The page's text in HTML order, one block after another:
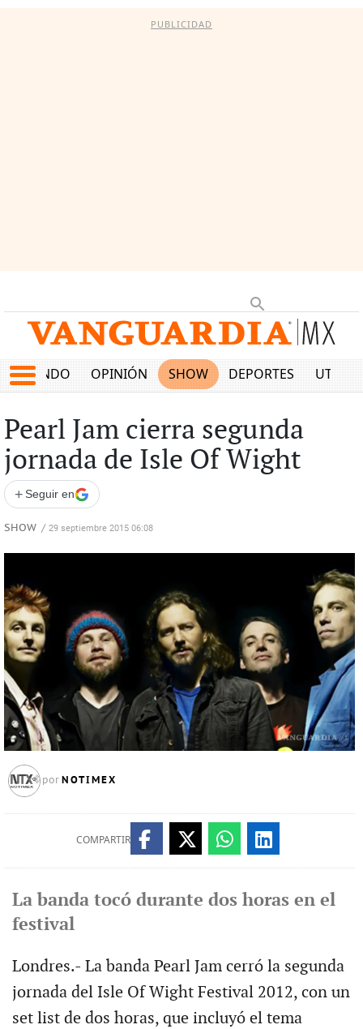
PUBLICIDAD
MUNDO OPINIÓN SHOW DEPORTES
Pearl Jam cierra segunda
jornada de Isle Of Wight
+ Seguir en
SHOW / 29 septiembre 2015 06:08
por NOTIMEX
COMPARTIR
La banda tocó durante dos horas en el
festival
Londres.- La banda Pearl Jam cerró la segunda
jornada del Isle Of Wight Festival 2012, con un
set list de dos horas, que incluyó el tema